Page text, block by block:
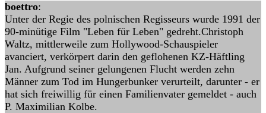
boettro:
Unter der Regie des polnischen Regisseurs wurde 1991 der
90-minütige Film "Leben für Leben" gedreht.Christoph
Waltz, mittlerweile zum Hollywood-Schauspieler
avanciert, verkörpert darin den geflohenen KZ-Häftling
Jan. Aufgrund seiner gelungenen Flucht werden zehn
Männer zum Tod im Hungerbunker verurteilt, darunter - er
hat sich freiwillig für einen Familienvater gemeldet - auch
P. Maximilian Kolbe.